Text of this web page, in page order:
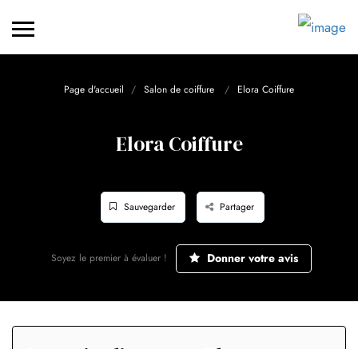
Page d'accueil Salon de coiffure Elora Coiffure
Elora Coiffure
Sauvegarder Partager
Soyez le premier à évaluer ! Donner votre avis